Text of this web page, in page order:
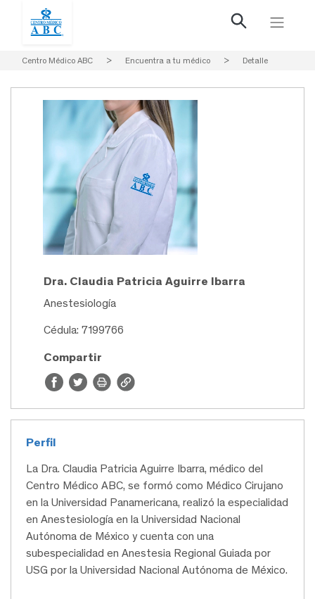
Centro Médico ABC > Encuentra a tu médico > Detalle
Dra. Claudia Patricia Aguirre Ibarra
Anestesiología
Cédula: 7199766
Compartir
Perfil
La Dra. Claudia Patricia Aguirre Ibarra, médico del
Centro Médico ABC, se formó como Médico Cirujano
en la Universidad Panamericana, realizó la especialidad
en Anestesiología en la Universidad Nacional
Autónoma de México y cuenta con una
subespecialidad en Anestesia Regional Guiada por
USG por la Universidad Nacional Autónoma de México.